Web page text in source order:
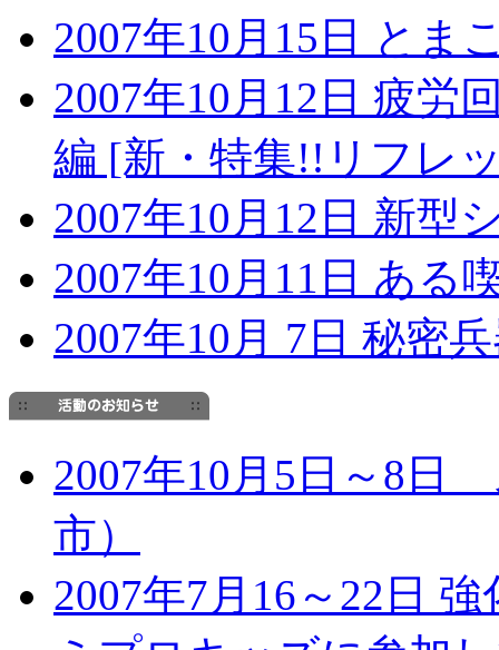
2007年10月15日 とま
2007年10月12日 疲労
編 [新・特集!!リフレ
2007年10月12日 新型
2007年10月11日 ある
2007年10月 7日 秘密
2007年10月5日～8日
市）
2007年7月16～22日